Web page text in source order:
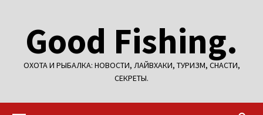
содержимому
Good Fishing.
ОХОТА И РЫБАЛКА: НОВОСТИ, ЛАЙВХАКИ, ТУРИЗМ, СНАСТИ,
СЕКРЕТЫ.